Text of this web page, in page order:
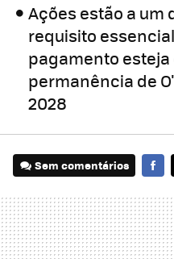
Ações estão a um
requisito
pagamento
permanência de
2028
Sem comentários